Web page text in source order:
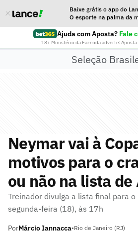
Baixe grátis o app do
O esporte na palma da
Ajuda com Aposta? Fale
18+ Ministério da Fazenda adverte:
Seleção
Neymar vai à
motivos para o
ou não na lista
Treinador divulga a lista final para
segunda-feira (18), às 17h
PorMárcio Iannacca•Rio de Janeiro (RJ)